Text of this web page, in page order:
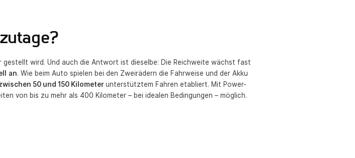
gestellt wird. Und auch die Antwort ist dieselbe: Die Reichweite wächst fast
an. Wie beim Auto spielen bei den Zweirädern die Fahrweise und der Akku
50 und 150 Kilometerunterstütztem Fahren etabliert. Mit Power-
von bis zu mehr als 400 Kilometer – bei idealen Bedingungen – möglich.